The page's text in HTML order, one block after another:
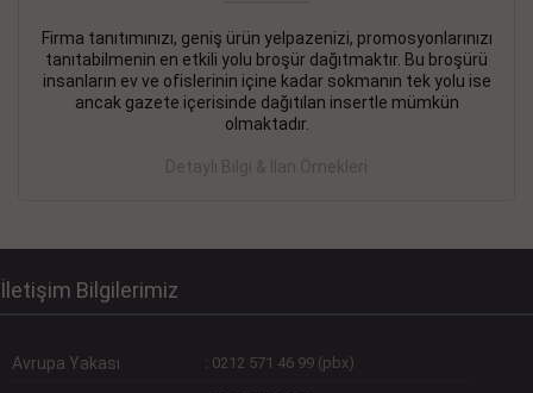
Firma tanıtımınızı, geniş ürün yelpazenizi, promosyonlarınızı
tanıtabilmenin en etkili yolu broşür dağıtmaktır. Bu broşürü
insanların ev ve ofislerinin içine kadar sokmanın tek yolu ise
ancak gazete içerisinde dağıtılan insertle mümkün
olmaktadır.
Detaylı Bilgi & İlan Örnekleri
İletişim Bilgilerimiz
Avrupa Yakası : 0212 571 46 99 (pbx)
DEVREMÜLK KİRALIK İlanı- 11.09.2018
SİNYE Tekstile Şoförlüğü olan 35 yaşını aşmamış, Depo
elemanı alınacaktır. Osmanbey, Şişli
Devamını Gör